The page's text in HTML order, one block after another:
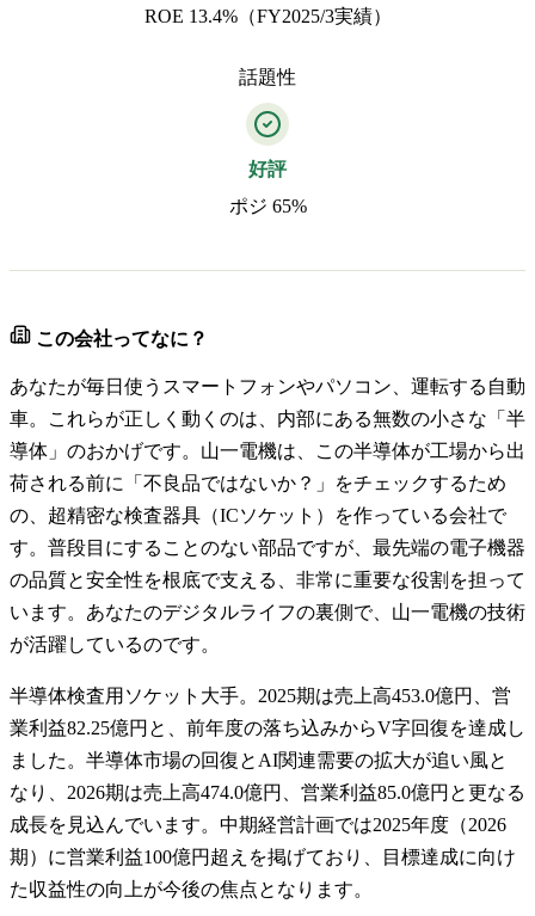
ROE 13.4%（FY2025/3実績）
話題性
好評
ポジ 65%
この会社ってなに？
あなたが毎日使うスマートフォンやパソコン、運転する自動
車。これらが正しく動くのは、内部にある無数の小さな「半
導体」のおかげです。山一電機は、この半導体が工場から出
荷される前に「不良品ではないか？」をチェックするため
の、超精密な検査器具（ICソケット）を作っている会社で
す。普段目にすることのない部品ですが、最先端の電子機器
の品質と安全性を根底で支える、非常に重要な役割を担って
います。あなたのデジタルライフの裏側で、山一電機の技術
が活躍しているのです。
半導体検査用ソケット大手。2025期は売上高453.0億円、営
業利益82.25億円と、前年度の落ち込みからV字回復を達成し
ました。半導体市場の回復とAI関連需要の拡大が追い風と
なり、2026期は売上高474.0億円、営業利益85.0億円と更なる
成長を見込んでいます。中期経営計画では2025年度（2026
期）に営業利益100億円超えを掲げており、目標達成に向け
た収益性の向上が今後の焦点となります。